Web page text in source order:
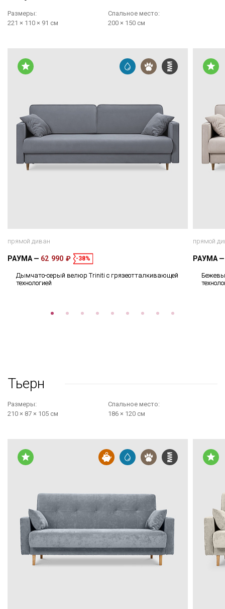
Размеры:
221 × 110 × 91 см
Cпальное место:
200 × 150 см
прямой диван
РАУМА 62 990 ₽ -38%
Дымчато-серый велюр Triniti с грязеотталкивающей
технологией
прямой
РАУМА
Тьерн
Размеры:
210 × 87 × 105 см
Cпальное место:
186 × 120 см